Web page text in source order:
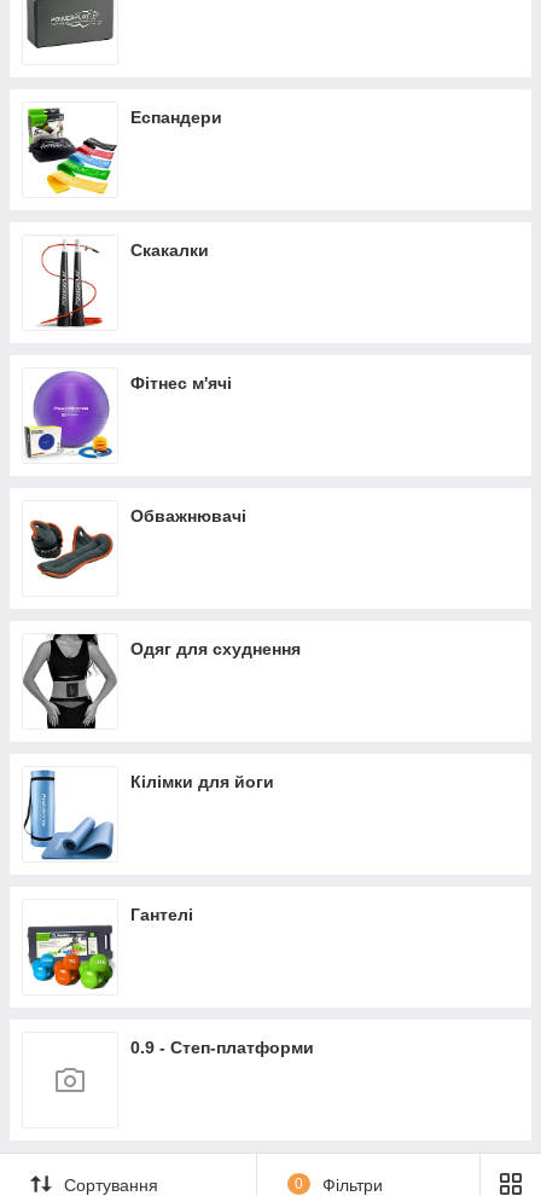
Еспандери
Скакалки
Фітнес м'ячі
Обважнювачі
Одяг для схуднення
Кілімки для йоги
Гантелі
0.9 - Степ-платформи
Сортування 0 Фільтри